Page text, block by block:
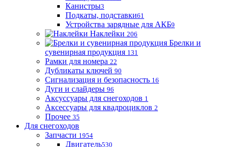
Канистры3
Подкаты, подставки61
Устройства зарядные для АКБ9
Наклейки 206
Брелки и
сувенирная продукция 131
Рамки для номера 22
Дубликаты ключей 90
Сигнализация и безопасность 16
Дуги и слайдеры 96
Аксуссуары для снегоходов 1
Аксессуары для квадроциклов 2
Прочее 35
Для снегоходов
Запчасти 1954
Двигатель530